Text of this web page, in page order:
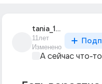
tania_18601
11лет
Изменено
А сейчас что-